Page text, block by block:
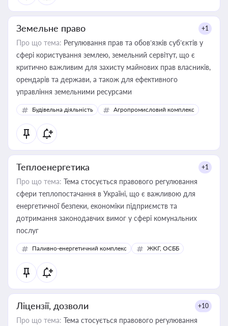
Земельне право +1
Про що тема: Регулювання прав та обов’язків суб’єктів у
сфері користування землею, земельний сервітут, що є
критично важливим для захисту майнових прав власників,
орендарів та держави, а також для ефективного
управління земельними ресурсами
Будівельна діяльність Агропромисловий комплекс
Теплоенергетика +1
Про що тема: Тема стосується правового регулювання
сфери теплопостачання в Україні, що є важливою для
енергетичної безпеки, економіки підприємств та
дотримання законодавчих вимог у сфері комунальних
послуг
Паливно-енергетичний комплекс ЖКГ, ОСББ
Ліцензії, дозволи +10
Про що тема: Тема стосується правового регулювання